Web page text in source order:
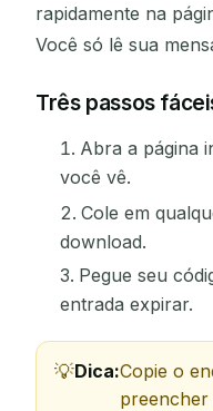
rapidamente na
Você só lê sua
Três passos
Abra a página
você vê.
Cole em
download.
Pegue seu
entrada expirar.
Dica:Copie o